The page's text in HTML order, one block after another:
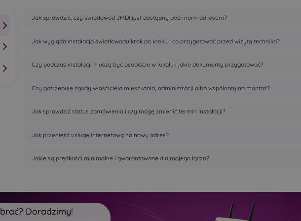
Jak sprawdzić, czy światłowód JMDI jest dostępny pod moim adresem?
Jak wygląda instalacja światłowodu krok po kroku i co przygotować przed wizytą technika?
Czy podczas instalacji muszę być osobiście w lokalu i jakie dokumenty przygotować?
Czy potrzebuję zgody właściciela mieszkania, administracji albo wspólnoty na montaż?
Jak sprawdzić status zamówienia i czy mogę zmienić termin instalacji?
Jak przenieść usługę internetową na nowy adres?
Jakie są prędkości minimalne i gwarantowane dla mojego łącza?
Doradzimy!